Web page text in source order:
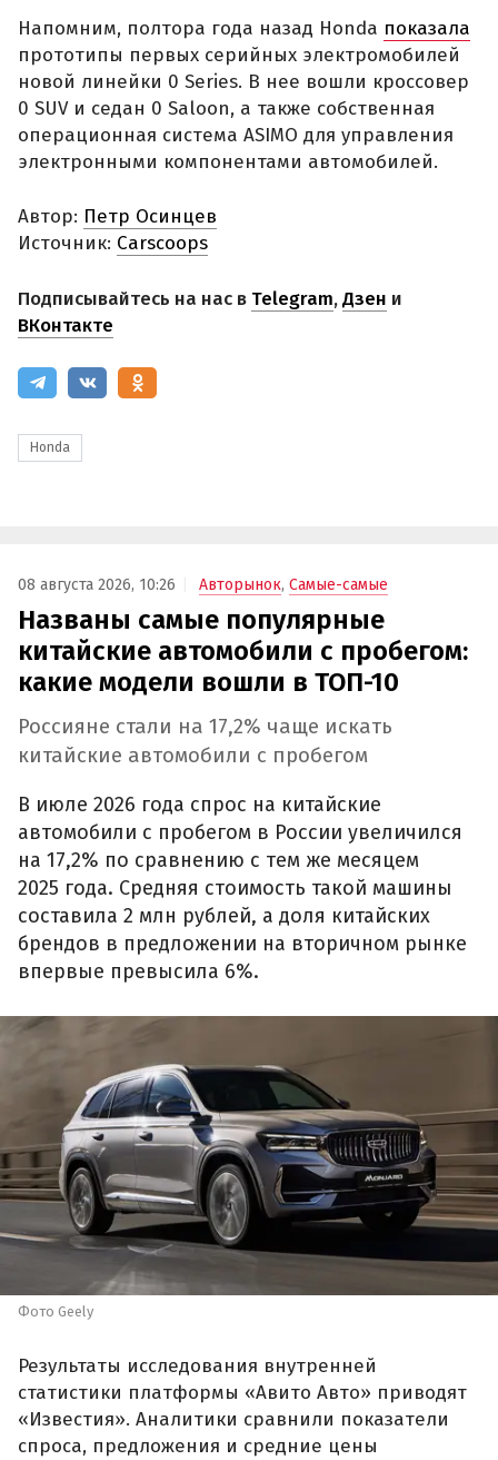
Напомним, полтора года назад Honda показала
прототипы первых серийных электромобилей
новой линейки 0 Series. В нее вошли кроссовер
0 SUV и седан 0 Saloon, а также собственная
операционная система ASIMO для управления
электронными компонентами автомобилей.
Автор: Петр Осинцев
Источник: Carscoops
Подписывайтесь на нас в Telegram,Дзен и
ВКонтакте
Honda
08 августа 2026, 10:26 Авторынок, Самые-самые
Названы самые популярные
китайские автомобили с пробегом:
какие модели вошли в ТОП-10
Россияне стали на 17,2% чаще искать
китайские автомобили с пробегом
В июле 2026 года спрос на китайские
автомобили с пробегом в России увеличился
на 17,2% по сравнению с тем же месяцем
2025 года. Средняя стоимость такой машины
составила 2 млн рублей, а доля китайских
брендов в предложении на вторичном рынке
впервые превысила 6%.
Фото Geely
Результаты исследования внутренней
статистики платформы «Авито Авто» приводят
«Известия». Аналитики сравнили показатели
спроса, предложения и средние цены